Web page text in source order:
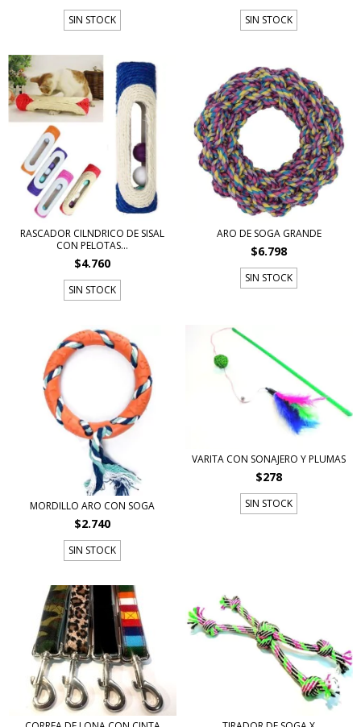
SIN STOCK SIN STOCK
RASCADOR CIL­NDRICO DE SISAL
CON PELOTAS...
$4.760
SIN STOCK
ARO DE SOGA GRANDE
$6.798
SIN STOCK
MORDILLO ARO CON SOGA
$2.740
SIN STOCK
VARITA CON SONAJERO Y PLUMAS
$278
SIN STOCK